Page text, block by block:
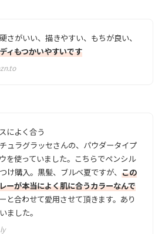
さがいい、描きやすい、もちが良い、
ィもつかいやすいです
によく合う
ュラグラッセさんの、パウダータイプ
を使っていました。こちらでペンシル
け購入。黒髪、ブルベ夏ですが、 この
ーが本当によく肌に合うカラーなんで
と合わせて愛用させて頂きます。あり
ました。